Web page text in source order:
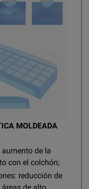
MOLDEADA
de la
con el colchón;
reducción de